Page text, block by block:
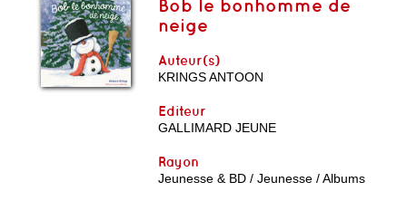
Bob le bonhomme de
neige
Auteur(s)
KRINGS ANTOON
Editeur
GALLIMARD JEUNE
Rayon
Jeunesse & BD / Jeunesse / Albums